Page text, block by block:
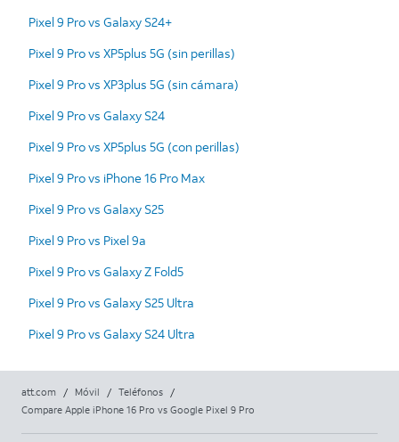
Pixel 9 Pro vs Galaxy S24+
Pixel 9 Pro vs XP5plus 5G (sin perillas)
Pixel 9 Pro vs XP3plus 5G (sin cámara)
Pixel 9 Pro vs Galaxy S24
Pixel 9 Pro vs XP5plus 5G (con perillas)
Pixel 9 Pro vs iPhone 16 Pro Max
Pixel 9 Pro vs Galaxy S25
Pixel 9 Pro vs Pixel 9a
Pixel 9 Pro vs Galaxy Z Fold5
Pixel 9 Pro vs Galaxy S25 Ultra
Pixel 9 Pro vs Galaxy S24 Ultra
att.com / Móvil / Teléfonos
/
Compare Apple iPhone 16 Pro vs Google Pixel 9 Pro